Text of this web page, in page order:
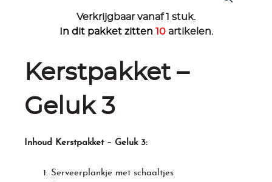
Kerstpakket –
Geluk 3
Inhoud Kerstpakket – Geluk 3:
Serveerplankje met schaaltjes
Verkrijgbaar vanaf 1 stuk.
In dit pakket zitten 10 artikelen.